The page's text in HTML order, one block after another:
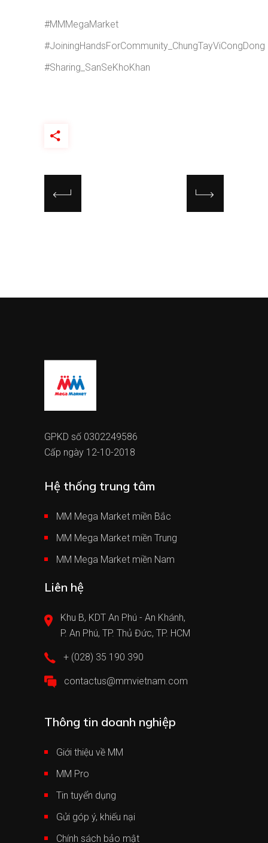
#MMMegaMarket
#JoiningHandsForCommunity_ChungTayViCongDong
#Sharing_SanSeKhoKhan
GPKD số 0302249586
Cấp ngày 12-10-2018
Hệ thống trung tâm
MM Mega Market miền Bắc
MM Mega Market miền Trung
MM Mega Market miền Nam
Liên hệ
Khu B, KDT An Phú - An Khánh,
P. An Phú, TP. Thủ Đức, TP. HCM
+ (028) 35 190 390
contactus@mmvietnam.com
Thông tin doanh nghiệp
Giới thiệu về MM
MM Pro
Tin tuyển dụng
Gửi góp ý, khiếu nại
Chính sách bảo mật